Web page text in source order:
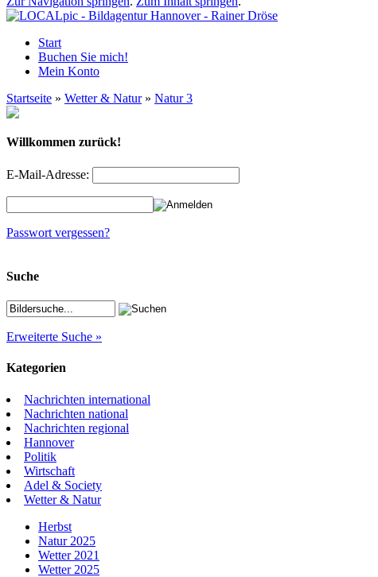
Start
Buchen Sie mich!
Mein Konto
Startseite » Wetter & Natur» Natur 3
Willkommen zurück!
E-Mail-Adresse:
Passwort vergessen?
Suche
Erweiterte Suche »
Kategorien
Nachrichten international
Nachrichten national
Nachrichten regional
Hannover
Politik
Wirtschaft
Adel & Society
Wetter & Natur
Herbst
Natur 2025
Wetter 2021
Wetter 2025